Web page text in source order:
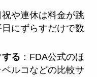
や連休は料金が跳
にずらすだけで数
る ：FDA公式のほ
ルコなどの比較サ